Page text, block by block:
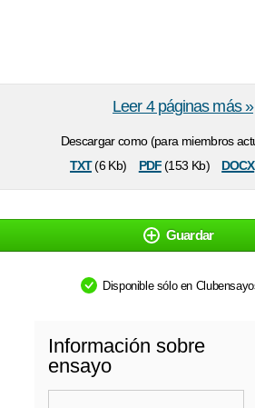
Descargar como (para miembros
txt(6 Kb) pdf(153 Kb) docx
Leer 4 páginas más »
Guardar
Disponible sólo en
Información sobre
ensayo